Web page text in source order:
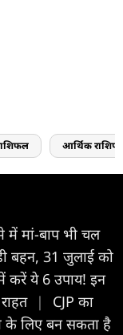
आर्थिक
में मां-बाप भी चल
बहन, 31 जुलाई को
करें ये 6 उपाय! इन
|
CJP का
के लिए बन सकता है